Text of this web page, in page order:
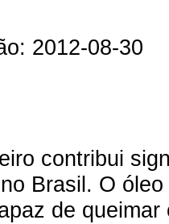
2012-08-30
contribui
Brasil. O
de